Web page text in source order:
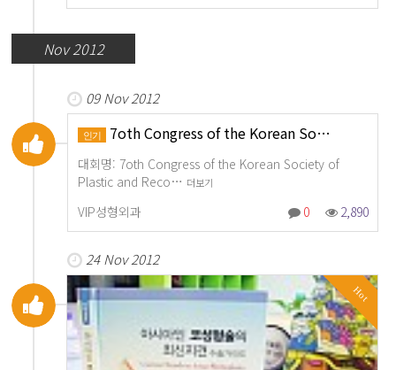
Nov 2012
09 Nov 2012
인기 7oth Congress of the Korean So…
대회명: 7oth Congress of the Korean Society of
Plastic and Reco… 더보기
VIP성형외과 0 2,890
24 Nov 2012
Hot